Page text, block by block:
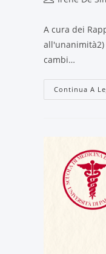
A cura dei
all'unanimità2)
cambi…
Continua A